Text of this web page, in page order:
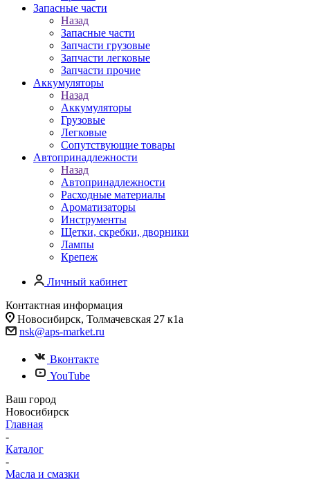
Запасные части
Назад
Запасные части
Запчасти грузовые
Запчасти легковые
Запчасти прочие
Аккумуляторы
Назад
Аккумуляторы
Грузовые
Легковые
Сопутствующие товары
Автопринадлежности
Назад
Автопринадлежности
Расходные материалы
Ароматизаторы
Инструменты
Щетки, скребки, дворники
Лампы
Крепеж
Личный кабинет
Контактная информация
Новосибирск, Толмачевская 27 к1а
nsk@aps-market.ru
Вконтакте
YouTube
Ваш город
Новосибирск
Главная
-
Каталог
-
Масла и смазки